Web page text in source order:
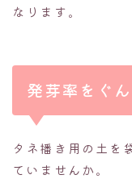
なります。
発芽率をぐ
タネ播き用の土を
ていませんか。